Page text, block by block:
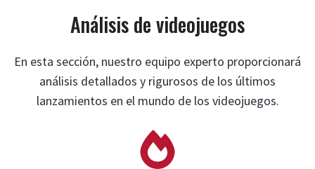
Análisis de videojuegos
En esta sección, nuestro equipo experto proporcionará
análisis detallados y rigurosos de los últimos
lanzamientos en el mundo de los videojuegos.